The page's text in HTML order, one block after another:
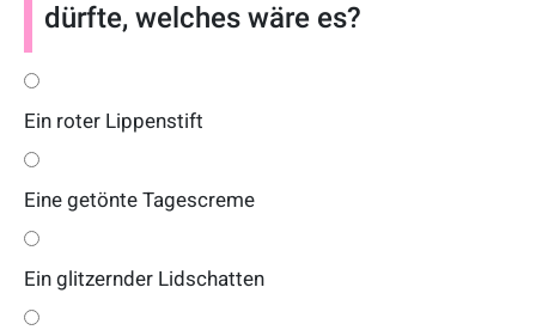
dürfte, welches wäre es?
Ein roter Lippenstift
Eine getönte Tagescreme
Ein glitzernder Lidschatten